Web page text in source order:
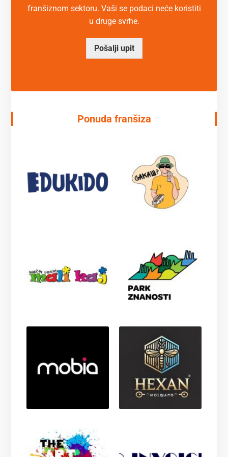
franšiznom sektoru. Vaši se podaci neće koristiti
u druge svrhe.
Pošalji upit
Ponuda franšiza